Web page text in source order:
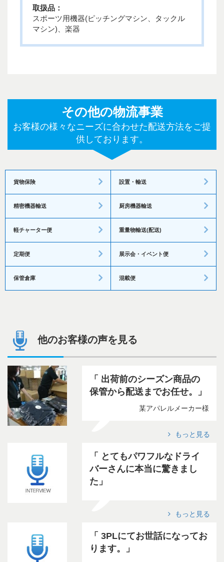
取扱品：
スポーツ用機器(ピッチングマシン、タックル
マシン)、楽器
その他の物流事業
お客様の様々なニーズに合わせた配送方法をご提
供しております。
貨物保険 設置・輸送
精密機器輸送 厨房機器輸送
軽チャーター便 重量物輸送(配送)
定期便 展示会・イベント便
保管倉庫 混載便
他のお客様の声を見る
出荷前のシーズン商品の
保管から配送までお任せ。
某アパレルメーカー様
もっと見る
とてもパワフルなドライ
バーさんに本当に驚きまし
た
もっと見る
3PLにてお世話になってお
ります。